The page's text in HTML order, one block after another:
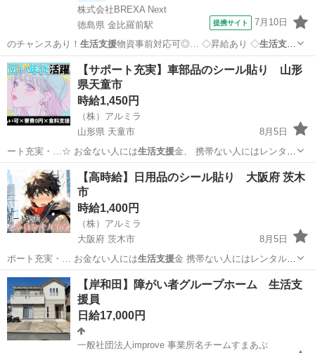
株式会社BREXA Next
徳島県 金比羅前駅
提携サイト 7月10日
のチャンスあり！ 生活支援 物資事前対応可◎… ◇昇給あり ◇生活支援
物資事前対応可 … 活も便利！ ★生活支援物資事前対応可能…
徳島 金比羅前駅 その他
【サポート充実】車部品のシール貼り 山形
県天童市
時給1,450円
（株）アルミラ
山形県 天童市
8月5日
ート充実・…☆ お金ない人には生活支援金、 携帯ない人にはレンタ
ル、 …
山形 天童市 倉庫 ピンチ
【高時給】日用品のシール貼り 大阪府 茨木
市
時給1,400円
（株）アルミラ
大阪府 茨木市
8月5日
ポート充実・… お金ない人には生活支援金 携帯ない人にはレンタル
住む…
大阪 茨木市 倉庫 スタッフ
【岸和田】障がい者グループホーム 生活支
援員
日給17,000円
一般社団法人improve 事業所名チームすまあぷ